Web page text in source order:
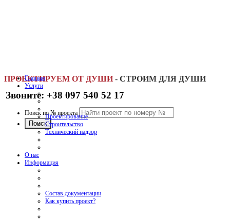
ПРОЕКТИРУЕМ ОТ ДУШИ - СТРОИМ ДЛЯ ДУШИ
Звоните: +38 097 540 52 17
Поиск по № проекта
Главная
Услуги
Проектирование
Строительство
Технический надзор
О нас
Информация
Состав документации
Как купить проект?